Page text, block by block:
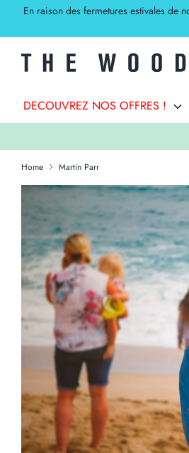
En raison des fermetures estivales de
DECOUVREZ NOS OFFRES !
Home Martin Parr